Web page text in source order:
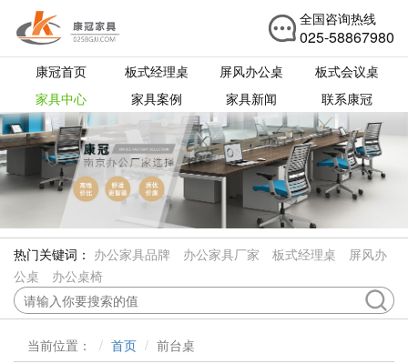
全国咨询热线
025-58867980
康冠首页 板式经理桌 屏风办公桌
板式会议桌
家具中心
家具案例 家具新闻 联系康冠
热门关键词： 办公家具品牌 办公家具厂家 板式经理桌
屏风办
公桌
办公桌椅
当前位置： 首页 前台桌